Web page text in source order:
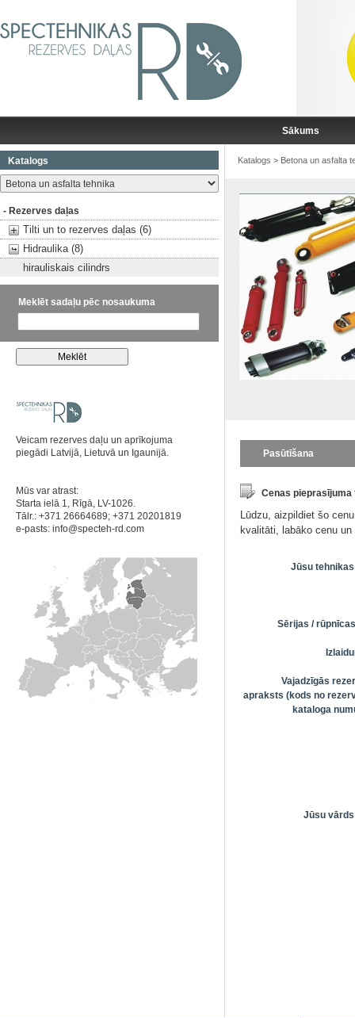
Sākums
Katalogs
- Rezerves daļas
Tilti un to rezerves daļas (6)
Hidraulika (8)
hirauliskais cilindrs
Meklēt sadaļu pēc nosaukuma
Veicam rezerves daļu un aprīkojuma
piegādi Latvijā, Lietuvā un Igaunijā.
Mūs var atrast:
Starta ielā 1, Rīgā, LV-1026.
Tālr.: +371 26664689; +371 20201819
e-pasts: info@specteh-rd.com
Katalogs > Betona un asfalta
Pasūtīšana
Cenas pieprasījuma
Lūdzu, aizpildiet šo
kvalitāti, labāko cenu
Jūsu
Sērijas /
Vajadzīgās
apraksts (kods no
kataloga
Jūsu